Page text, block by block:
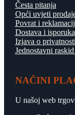
Česta pitanja
Opći uvjeti
Povrat i
Dostava i isporuka
Izjava o privatnosti
Jednostavni
NAČINI
U našoj web